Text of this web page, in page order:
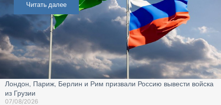
Читать далее
Лондон, Париж, Берлин и Рим призвали Россию вывести войска
из Грузии
07/08/2026